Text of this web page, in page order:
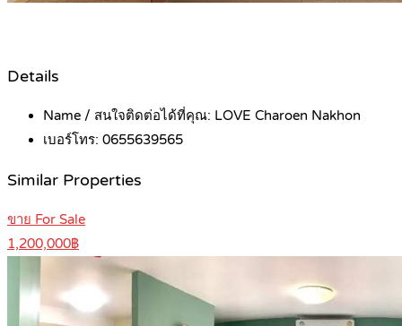
Details
Name / สนใจติดต่อได้ที่คุณ: LOVE Charoen Nakhon
เบอร์โทร: 0655639565
Similar Properties
ขาย For Sale
1,200,000฿